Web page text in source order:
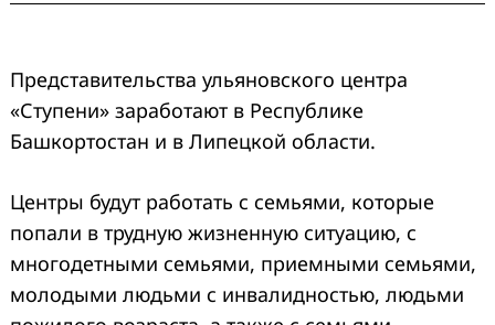
Представительства ульяновского центра
«Ступени» заработают в Республике
Башкортостан и в Липецкой области.
Центры будут работать с семьями, которые
попали в трудную жизненную ситуацию, с
многодетными семьями, приемными семьями,
молодыми людьми с инвалидностью, людьми